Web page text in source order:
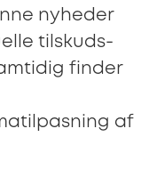
nyheder
tilskuds-
finder
af